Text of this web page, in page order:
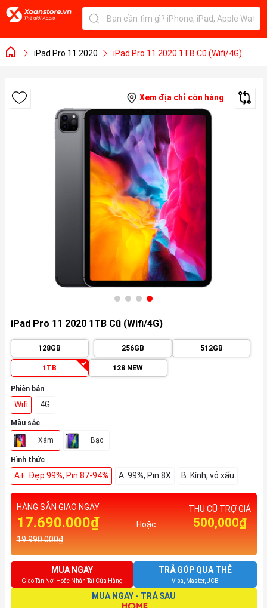
iPad Pro 11 2020 iPad Pro 11 2020 1TB Cũ (Wifi/4G)
Xem địa chỉ còn hàng
iPad Pro 11 2020 1TB Cũ (Wifi/4G)
128GB 256GB 512GB
1TB 128 NEW
Phiên bản
Wifi 4G
Màu sắc
Xám Bạc
Hình thức
A+: Đẹp 99%, Pin 87-94% A: 99%, Pin 8X B: Kính, vỏ xấu
HÀNG SẴN GIAO NGAY
17.690.000₫
19.990.000₫
Hoặc
THU CŨ TRỢ GIÁ
500,000₫
MUA NGAY
Giao Tận Nơi Hoặc Nhận Tại Cửa Hàng
TRẢ GÓP QUA THẺ
Visa, Master, JCB
MUA NGAY - TRẢ SAU